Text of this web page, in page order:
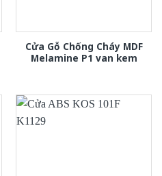
Cửa Gỗ Chống Cháy MDF
Melamine P1 van kem